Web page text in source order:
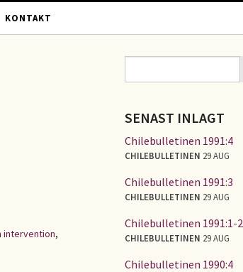
KONTAKT
intervention,
SÖKFORMULÄR
SENAST INLAGT
Chilebulletinen 1991:4
CHILEBULLETINEN 29 AUG
Chilebulletinen 1991:3
CHILEBULLETINEN 29 AUG
Chilebulletinen 1991:1-2
CHILEBULLETINEN 29 AUG
Chilebulletinen 1990:4